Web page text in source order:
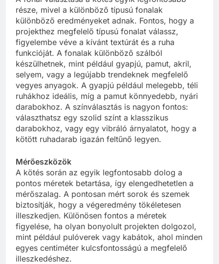
része, mivel a különböző típusú fonalak
különböző eredményeket adnak. Fontos, hogy a
projekthez megfelelő típusú fonalat válassz,
figyelembe véve a kívánt textúrát és a ruha
funkcióját. A fonalak különböző szálból
készülhetnek, mint például gyapjú, pamut, akril,
selyem, vagy a legújabb trendeknek megfelelő
vegyes anyagok. A gyapjú például melegebb, téli
ruhákhoz ideális, míg a pamut könnyedebb, nyári
darabokhoz. A színválasztás is nagyon fontos:
választhatsz egy szolid színt a klasszikus
darabokhoz, vagy egy vibráló árnyalatot, hogy a
kötött ruhadarab igazán feltűnő legyen.
Mérőeszközök
A kötés során az egyik legfontosabb dolog a
pontos méretek betartása, így elengedhetetlen a
mérőszalag. A pontosan mért sorok és szemek
biztosítják, hogy a végeredmény tökéletesen
illeszkedjen. Különösen fontos a méretek
figyelése, ha olyan bonyolult projekten dolgozol,
mint például pulóverek vagy kabátok, ahol minden
egyes centiméter kulcsfontosságú a megfelelő
illeszkedéshez.